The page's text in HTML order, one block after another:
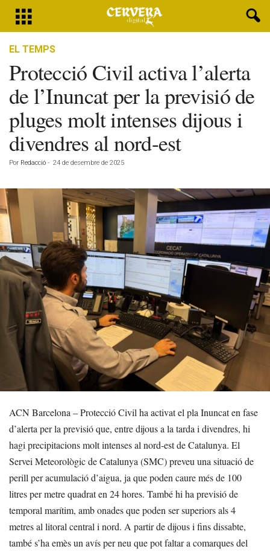
EL TEMPS
Protecció Civil activa l’alerta
de l’Inuncat per la previsió de
pluges molt intenses dijous i
divendres al nord-est
Por Redacció - 24 de desembre de 2025
ACN Barcelona – Protecció Civil ha activat el pla Inuncat en fase
d’alerta per la previsió que, entre dijous a la tarda i divendres, hi
hagi precipitacions molt intenses al nord-est de Catalunya. El
Servei Meteorològic de Catalunya (SMC) preveu una situació de
perill per acumulació d’aigua, ja que poden caure més de 100
litres per metre quadrat en 24 hores. També hi ha previsió de
temporal marítim, amb onades que poden ser superiors als 4
metres al litoral central i nord. A partir de dijous i fins dissabte,
també s’ha emès un avís per neu que pot faltar a comarques del